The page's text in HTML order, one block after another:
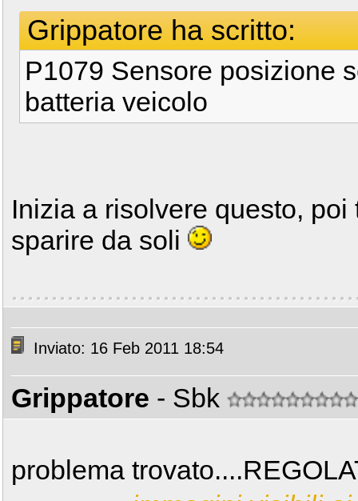
Grippatore ha scritto:
P1079 Sensore posizione
batteria veicolo
Inizia a risolvere questo,
sparire da soli
Inviato: 16 Feb 2011 18:54
Grippatore - Sbk
problema